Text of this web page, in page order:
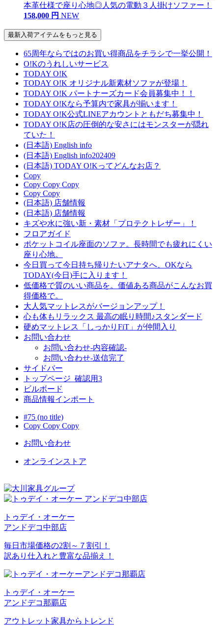
本革仕様で座り心地◎人気の電動３人掛けソファー！
158,000 円 NEW
最新入荷アイテムをもっと見る
65周年ならではのお買い得商品をチラシで一挙公開！
O!Kのうれしいサービス
TODAY O!K
TODAY O!K オリジナル新素材ソファが登場！
TODAY O!K パートナーズカード会員募集中！！
TODAY O!Kなら予算内で家具が揃います！
TODAY O!K公式LINEアカウントともだち募集中！
TODAY O!K店の圧倒的な安さにはモンスターが隠れ
ていた！
(日本語) English info
(日本語) English info202409
(日本語) TODAY O!Kってどんなお店？
Copy
Copy Copy Copy
Copy Copy
(日本語) 店舗情報
(日本語) 店舗情報
キズや水に強い新・素材「プロテクトレザー」！
フロアガイド
ポケットコイル座面のソファ。長時間でも疲れにくい
座り心地。
今日買って今日持ち帰りたいアナタへ、OKなら
TODAY(今日)手に入ります！
低価格で質のいい商品を。価値ある商品がこんなお買
得価格で。
大人気マットレスがバージョンアップ！
心も体もリラックス 最高の眠り時間♪スタンダード
硬めマットレス「しっかりFiT」が仲間入り
お問い合わせ
お問い合わせ-内容確認-
お問い合わせ-送信完了
サイドバー
トップページ_確認用3
ビルボード
商品情報インポート
#75 (no title)
Copy Copy Copy
お問い合わせ
オンラインストア
トゥデイ・オーケー
アンドデコ中部店
毎日市場価格の2割～７割引！
訳あり仕入れと豊富な品揃え！
トゥデイ・オーケー
アンドデコ那覇店
アウトレット家具からトレンド